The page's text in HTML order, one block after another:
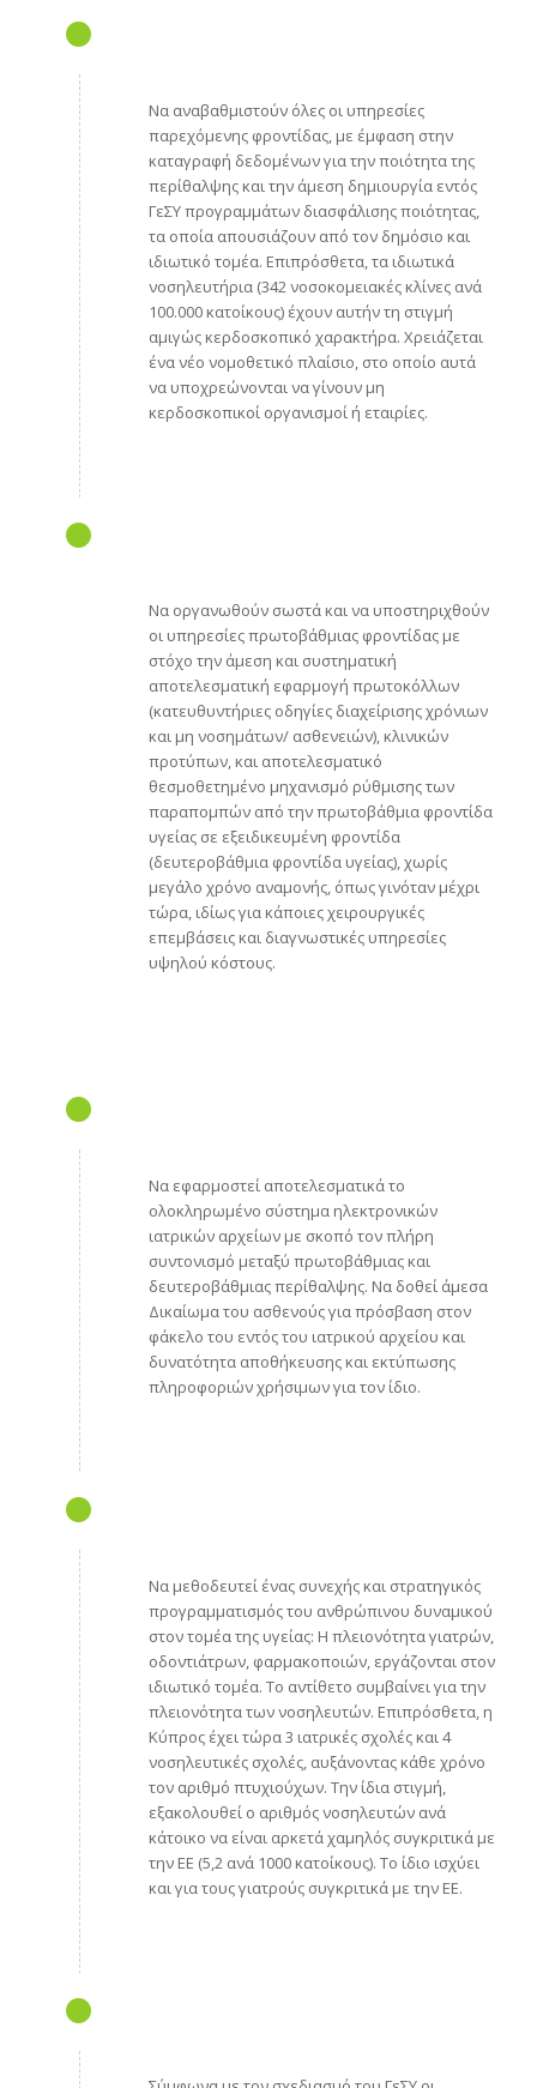
Να αναβαθμιστούν όλες οι υπηρεσίες
παρεχόμενης φροντίδας, με έμφαση στην
καταγραφή δεδομένων για την ποιότητα της
περίθαλψης και την άμεση δημιουργία εντός
ΓεΣΥ προγραμμάτων διασφάλισης ποιότητας,
τα οποία απουσιάζουν από τον δημόσιο και
ιδιωτικό τομέα. Επιπρόσθετα, τα ιδιωτικά
νοσηλευτήρια (342 νοσοκομειακές κλίνες ανά
100.000 κατοίκους) έχουν αυτήν τη στιγμή
αμιγώς κερδοσκοπικό χαρακτήρα. Χρειάζεται
ένα νέο νομοθετικό πλαίσιο, στο οποίο αυτά
να υποχρεώνονται να γίνουν μη
κερδοσκοπικοί οργανισμοί ή εταιρίες.
Να οργανωθούν σωστά και να υποστηριχθούν
οι υπηρεσίες πρωτοβάθμιας φροντίδας με
στόχο την άμεση και συστηματική
αποτελεσματική εφαρμογή πρωτοκόλλων
(κατευθυντήριες οδηγίες διαχείρισης χρόνιων
και μη νοσημάτων/ ασθενειών), κλινικών
προτύπων, και αποτελεσματικό
θεσμοθετημένο μηχανισμό ρύθμισης των
παραπομπών από την πρωτοβάθμια φροντίδα
υγείας σε εξειδικευμένη φροντίδα
(δευτεροβάθμια φροντίδα υγείας), χωρίς
μεγάλο χρόνο αναμονής, όπως γινόταν μέχρι
τώρα, ιδίως για κάποιες χειρουργικές
επεμβάσεις και διαγνωστικές υπηρεσίες
υψηλού κόστους.
Να εφαρμοστεί αποτελεσματικά το
ολοκληρωμένο σύστημα ηλεκτρονικών
ιατρικών αρχείων με σκοπό τον πλήρη
συντονισμό μεταξύ πρωτοβάθμιας και
δευτεροβάθμιας περίθαλψης. Να δοθεί άμεσα
Δικαίωμα του ασθενούς για πρόσβαση στον
φάκελο του εντός του ιατρικού αρχείου και
δυνατότητα αποθήκευσης και εκτύπωσης
πληροφοριών χρήσιμων για τον ίδιο.
Να μεθοδευτεί ένας συνεχής και στρατηγικός
προγραμματισμός του ανθρώπινου δυναμικού
στον τομέα της υγείας: Η πλειονότητα γιατρών,
οδοντιάτρων, φαρμακοποιών, εργάζονται στον
ιδιωτικό τομέα. Το αντίθετο συμβαίνει για την
πλειονότητα των νοσηλευτών. Επιπρόσθετα, η
Κύπρος έχει τώρα 3 ιατρικές σχολές και 4
νοσηλευτικές σχολές, αυξάνοντας κάθε χρόνο
τον αριθμό πτυχιούχων. Την ίδια στιγμή,
εξακολουθεί ο αριθμός νοσηλευτών ανά
κάτοικο να είναι αρκετά χαμηλός συγκριτικά με
την ΕΕ (5,2 ανά 1000 κατοίκους). Το ίδιο ισχύει
και για τους γιατρούς συγκριτικά με την ΕΕ.